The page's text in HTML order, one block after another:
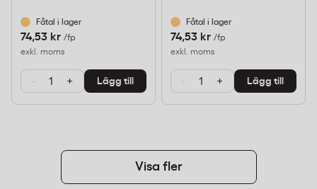
Fåtal i lager
74,53 kr /fp
exkl. moms
- + Lägg till
Fåtal i lager
74,53 kr /fp
exkl. moms
- + Lägg till
Visa fler